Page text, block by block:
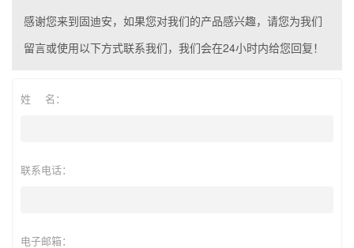
感谢您来到固迪安，如果您对我们的产品感兴趣，请您为我们
留言或使用以下方式联系我们，我们会在24小时内给您回复！
姓 名：
联系电话：
电子邮箱：